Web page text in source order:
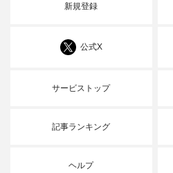
新規登録
公式X
サービストップ
記事ランキング
ヘルプ